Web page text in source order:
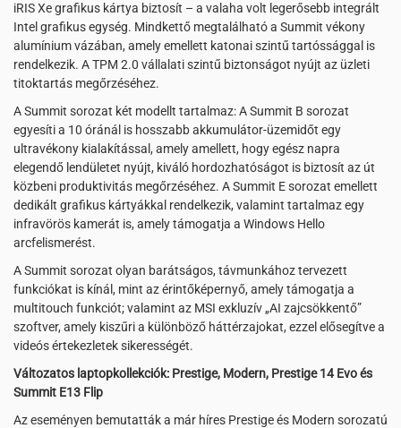
iRIS Xe grafikus kártya biztosít – a valaha volt legerősebb integrált
Intel grafikus egység. Mindkettő megtalálható a Summit vékony
alumínium vázában, amely emellett katonai szintű tartóssággal is
rendelkezik. A TPM 2.0 vállalati szintű biztonságot nyújt az üzleti
titoktartás megőrzéséhez.
A Summit sorozat két modellt tartalmaz: A Summit B sorozat
egyesíti a 10 óránál is hosszabb akkumulátor-üzemidőt egy
ultravékony kialakítással, amely amellett, hogy egész napra
elegendő lendületet nyújt, kiváló hordozhatóságot is biztosít az út
közbeni produktivitás megőrzéséhez. A Summit E sorozat emellett
dedikált grafikus kártyákkal rendelkezik, valamint tartalmaz egy
infravörös kamerát is, amely támogatja a Windows Hello
arcfelismerést.
A Summit sorozat olyan barátságos, távmunkához tervezett
funkciókat is kínál, mint az érintőképernyő, amely támogatja a
multitouch funkciót; valamint az MSI exkluzív „AI zajcsökkentő”
szoftver, amely kiszűri a különböző háttérzajokat, ezzel elősegítve a
videós értekezletek sikerességét.
Változatos laptopkollekciók: Prestige, Modern, Prestige 14 Evo és
Summit E13 Flip
Az eseményen bemutatták a már híres Prestige és Modern sorozatú